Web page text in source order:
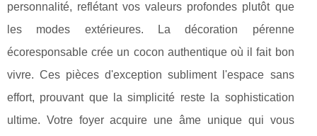
personnalité, reflétant vos valeurs profondes plutôt que
les modes extérieures. La décoration pérenne
écoresponsable crée un cocon authentique où il fait bon
vivre. Ces pièces d'exception subliment l'espace sans
effort, prouvant que la simplicité reste la sophistication
ultime. Votre foyer acquire une âme unique qui vous